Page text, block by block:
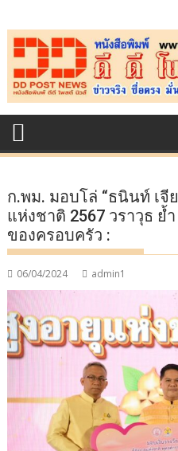
to
content
ก.พม. มอบโล่ “ธนินท์ เจี
แห่งชาติ 2567 วราวุธ ย้
ของครอบครัว :
06/04/2024 admin1